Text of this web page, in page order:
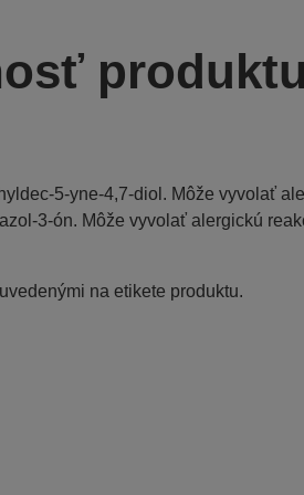
5-yne-4,7-diol. Môže vyvolať
3-ón. Môže vyvolať alergickú
na etikete produktu.